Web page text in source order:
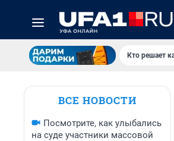
Кто решает
ВСЕ НОВОСТИ
Посмотрите, как улыбались
на суде участники массовой